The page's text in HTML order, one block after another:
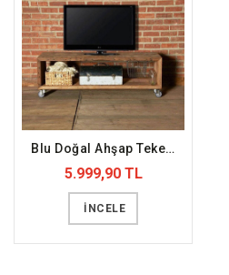
Blu Doğal Ahşap Tekerli Tv Standı (DFFTV5)
5.999,90 TL
İNCELE